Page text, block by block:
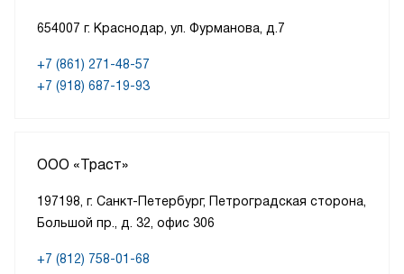
654007 г. Краснодар, ул. Фурманова, д.7
+7 (861) 271-48-57
+7 (918) 687-19-93
ООО «Траст»
197198, г. Санкт-Петербург, Петроградская сторона,
Большой пр., д. 32, офис 306
+7 (812) 758-01-68